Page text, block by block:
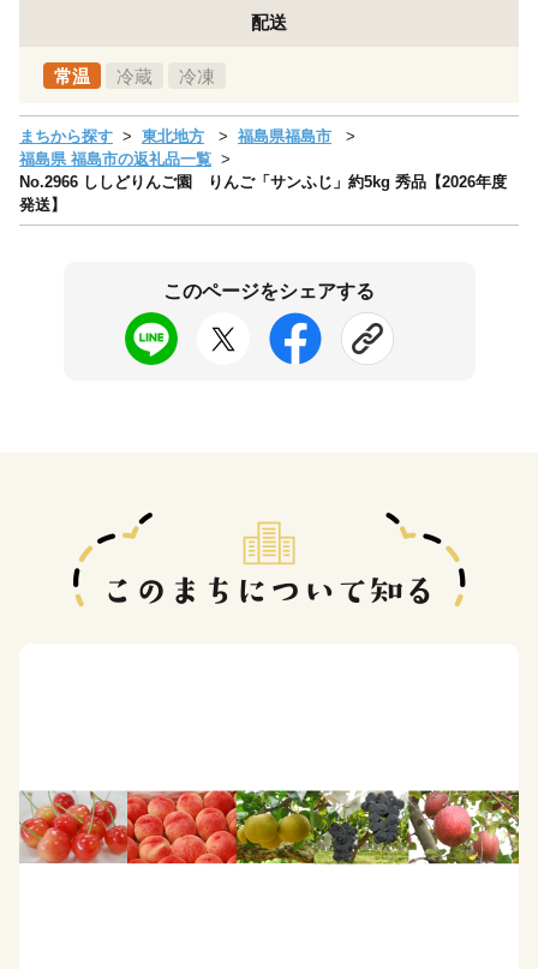
配送
常温 冷蔵 冷凍
まちから探す 東北地方
福島県福島市
福島県 福島市の返礼品一覧
No.2966 ししどりんご園 りんご「サンふじ」約5kg 秀品【2026年度
発送】
このページをシェアする